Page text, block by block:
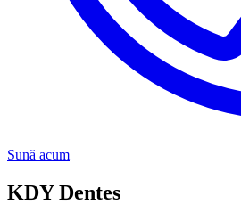
Sună acum
KDY Dentes